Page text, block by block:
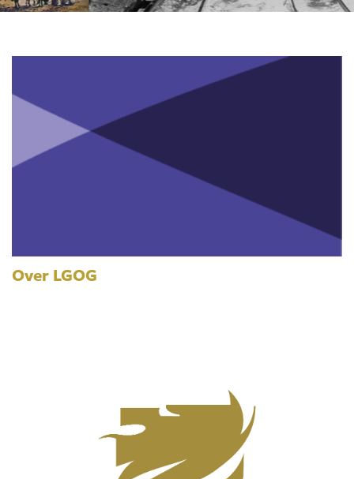
Over LGOG